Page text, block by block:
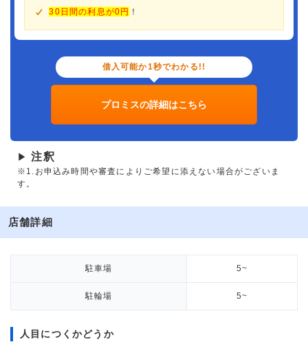
30日間の利息が0円 ！
借入可能か1秒でわかる!!
プロミスの詳細はこちら
▶ 注釈
※1.お申込み時間や審査によりご希望に添えない場合がございま
す。
店舗詳細
駐車場 5~
駐輪場 5~
人目につくかどうか